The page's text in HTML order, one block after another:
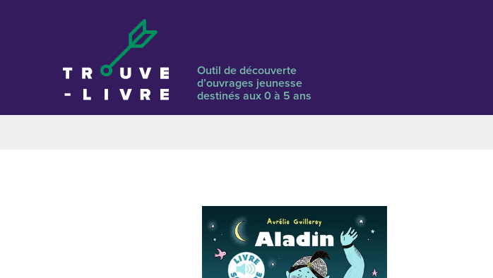
Outil de découverte
d’ouvrages jeunesse
destinés aux 0 à 5 ans